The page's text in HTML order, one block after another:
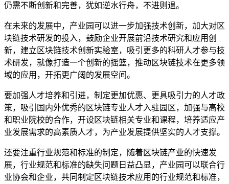
仍需不断创新和完善，犹如逆水行舟，不进则退。
在未来的发展中，产业园可以进一步加强技术创新，加大对区
块链技术研发的投入，鼓励企业开展前沿技术研究和应用创
新，建立区块链技术创新实验室，吸引更多的科研人才参与技
术研发，就像打造一个创新的摇篮，推动区块链技术在更多领
域的应用，开拓更广阔的发展空间。
要加强人才培养和引进，制定更加优惠、更具吸引力的人才政
策，吸引国内外优秀的区块链专业人才入驻园区，加强与高校
和职业院校的合作，开设区块链相关专业和课程，培养适应产
业发展需求的高素质人才，为产业发展提供坚实的人才支撑。
还要注重行业规范和标准的制定，随着区块链产业的快速发
展，行业规范和标准的缺失问题日益凸显，产业园可以联合行
业协会和企业，共同制定区块链技术应用的行业规范和标准，